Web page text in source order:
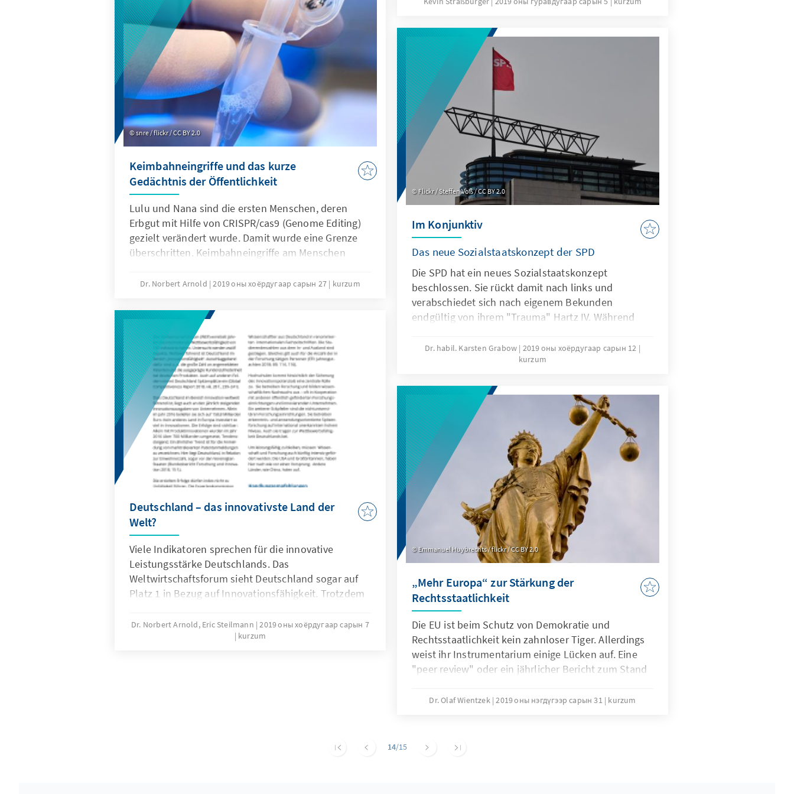
Bekenntnis zu einem offenen und freien Internet
und zugleich eine deutliche Botschaft für eine
freiheitlich demokratische und rechtsstaatliche
Grundordnung. An der Umsetzung seiner Prinzipien
werden sich zukünftig alle Unterzeichner messen
lassen müssen. Nicht nur die Bundesregierung hat
unterschrieben – auch Google und Facebook.
durch Simulationen gestärkt werden. Ob
medizinische Operationen oder die Reparatur von
Maschinen, alles kann kostengünstig und
unabhängig dargestellt und zum Lernen genutzt
werden.
snre / flickr / CC BY 2.0
Keimbahneingriffe und das kurze
Gedächtnis der Öffentlichkeit
Lulu und Nana sind die ersten Menschen, deren
Erbgut mit Hilfe von CRISPR/cas9 (Genome Editing)
gezielt verändert wurde. Damit wurde eine Grenze
überschritten. Keimbahneingriffe am Menschen
ein weltweites Verbot von Keimbahneingriffen
Dr. Norbert Arnold 2019 оны хоёрдугаар сарын 27 kurzum
Flickr / Steffen Voß / CC BY 2.0
Im Konjunktiv
Das neue Sozialstaatskonzept der SPD
Die SPD hat ein neues Sozialstaatskonzept
beschlossen. Sie rückt damit nach links und
verabschiedet sich nach eigenem Bekunden
endgültig von ihrem "Trauma" Hartz IV. Während
der Umsetzbarkeit der ambitionierten Beschlüsse
Dr. habil. Karsten Grabow 2019 оны хоёрдугаар сарын 12
kurzum
Deutschland – das innovativste Land der
Welt?
Viele Indikatoren sprechen für die innovative
Leistungsstärke Deutschlands. Das
Weltwirtschaftsforum sieht Deutschland sogar auf
Platz 1 in Bezug auf Innovationsfähigkeit. Trotzdem
internationale Wettbewerbsfähigkeit zu verbessern.
Dies gilt auch für Wissenschaft und Forschung, die
Dr. Norbert Arnold, Eric Steilmann 2019 оны хоёрдугаар сарын 7
kurzum
Emmanuel Huybrechts / flickr / CC BY 2.0
„Mehr Europa“ zur Stärkung der
Rechtsstaatlichkeit
Die EU ist beim Schutz von Demokratie und
Rechtsstaatlichkeit kein zahnloser Tiger. Allerdings
weist ihr Instrumentarium einige Lücken auf. Eine
"peer review" oder ein jährlicher Bericht zum Stand
der alle EU-Mitgliedstaaten umfasst, könnte das
Dr. Olaf Wientzek 2019 оны нэгдүгээр сарын 31 kurzum
14/15